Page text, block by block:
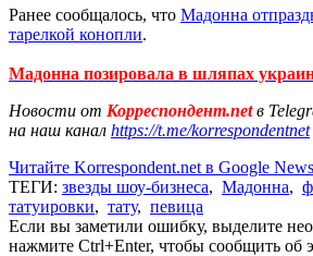
Ранее сообщалось, что Мадонна
тарелкой конопли.
Мадонна позировала в шляпах
Новости от Корреспондент.netв
на наш канал https://t.me/korrespondentnet
Читайте Korrespondent.net в Google News
ТЕГИ: звезды шоу-бизнеса, Мадонна,
татуировки, тату, певица
Если вы заметили ошибку, выделите
нажмите Ctrl+Enter, чтобы сообщить об